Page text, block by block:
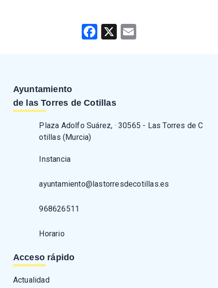
Facebook
X
Ayuntamiento
de las Torres de Cotillas
Plaza Adolfo Suárez, · 30565 - Las Torres de C
otillas (Murcia)
Instancia
ayuntamiento@lastorresdecotillas.es
968626511
Horario
Acceso rápido
Actualidad